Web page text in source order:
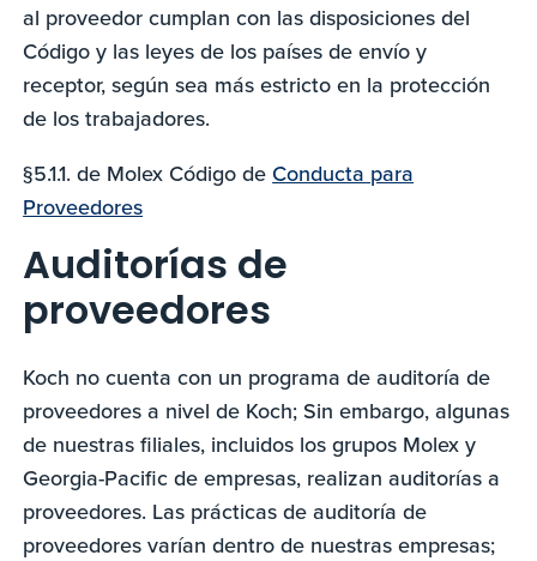
al proveedor cumplan con las disposiciones del
Código y las leyes de los países de envío y
receptor, según sea más estricto en la protección
de los trabajadores.
§5.1.1. de Molex Código de Conducta para
Proveedores
Auditorías de
proveedores
Koch no cuenta con un programa de auditoría de
proveedores a nivel de Koch; Sin embargo, algunas
de nuestras filiales, incluidos los grupos Molex y
Georgia-Pacific de empresas, realizan auditorías a
proveedores. Las prácticas de auditoría de
proveedores varían dentro de nuestras empresas;